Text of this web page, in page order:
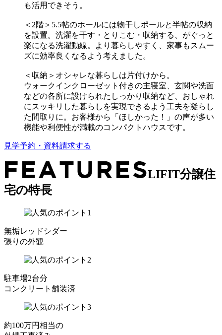
も活用できそう。
＜2階＞5.5帖のホールには物干しポールと半帖の収納
を設置。洗濯を干す・とりこむ・収納する、がぐっと
楽になる洗濯動線。より暮らしやすく、家事もスムー
ズに効率良くなるよう考えました。
＜収納＞オシャレな暮らしは片付けから。
ウォークインクローゼット付きの主寝室、玄関や洗面
などの各所に設けられたしっかり収納など、おしゃれ
にスッキリした暮らしを実現できるよう工夫を凝らし
た間取りに。お客様から「ほしかった！」の声が多い
機能や利便性が満載のコンパクトハウスです。
見学予約・資料請求する
LIFIT分譲住
宅の特長
無垢レッドシダー
張りの外観
駐車場2台分
コンクリート舗装済
約100万円相当の